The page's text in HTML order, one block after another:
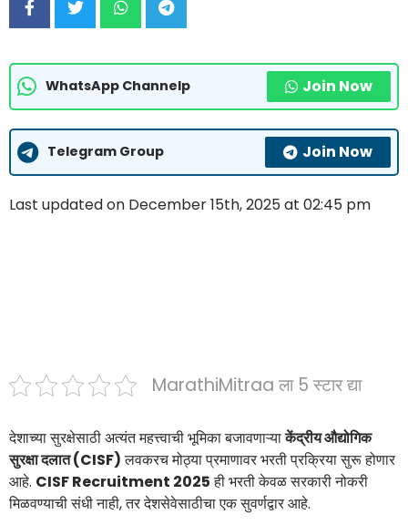
WhatsApp Channelp Join Now
Telegram Group Join Now
Last updated on December 15th, 2025 at 02:45 pm
MarathiMitraa ला 5 स्टार द्या
देशाच्या सुरक्षेसाठी अत्यंत महत्त्वाची भूमिका बजावणाऱ्याकेंद्रीय औद्योगिक
सुरक्षा दलात (CISF)लवकरच मोठ्या प्रमाणावर भरती प्रक्रिया सुरू होणार
आहे. CISF Recruitment 2025ही भरती केवळ सरकारी नोकरी
मिळवण्याची संधी नाही, तर देशसेवेसाठीचा एक सुवर्णद्वार आहे.